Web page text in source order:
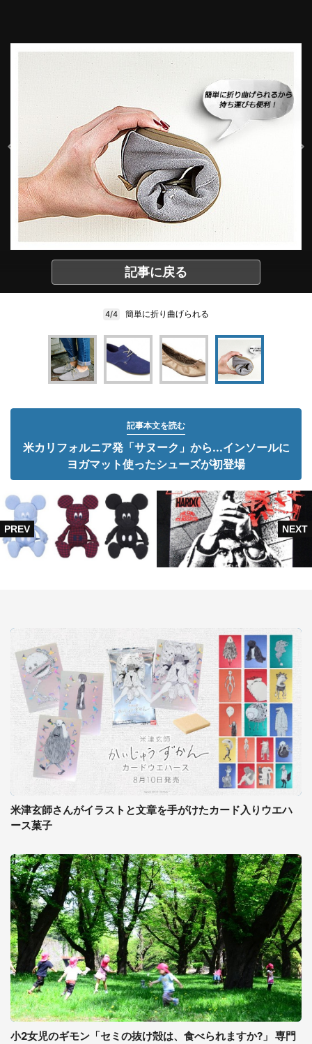
記事に戻る
4/4 簡単に折り曲げられる
記事本文を読む
米カリフォルニア発「サヌーク」から...インソールに
ヨガマット使ったシューズが初登場
米津玄師さんがイラストと文章を手がけたカード入りウエハ
ース菓子
小2女児のギモン「セミの抜け殻は、食べられますか?」 専門